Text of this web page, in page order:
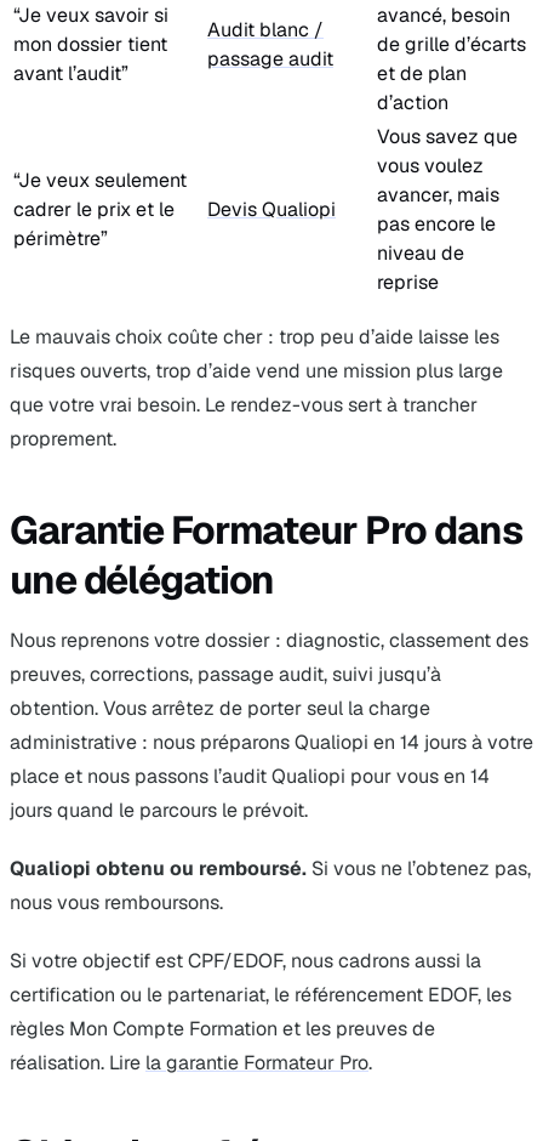
“Je veux savoir si
mon dossier tient
avant l’audit”
Audit blanc /
passage audit
avancé, besoin
de grille d’écarts
et de plan
d’action
“Je veux seulement
cadrer le prix et le
périmètre”
Devis Qualiopi
Vous savez que
vous voulez
avancer, mais
pas encore le
niveau de
reprise
Le mauvais choix coûte cher : trop peu d’aide laisse les
risques ouverts, trop d’aide vend une mission plus large
que votre vrai besoin. Le rendez-vous sert à trancher
proprement.
Garantie Formateur Pro dans
une délégation
Nous reprenons votre dossier : diagnostic, classement des
preuves, corrections, passage audit, suivi jusqu’à
obtention. Vous arrêtez de porter seul la charge
administrative : nous préparons Qualiopi en 14 jours à votre
place et nous passons l’audit Qualiopi pour vous en 14
jours quand le parcours le prévoit.
Qualiopi obtenu ou remboursé. Si vous ne l’obtenez pas,
nous vous remboursons.
Si votre objectif est CPF/EDOF, nous cadrons aussi la
certification ou le partenariat, le référencement EDOF, les
règles Mon Compte Formation et les preuves de
réalisation. Lire la garantie Formateur Pro.